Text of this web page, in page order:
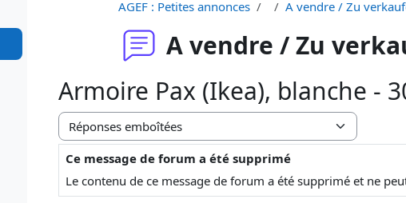
AGEF : Petites annonces A vendre / Zu
A vendre / Zu
Armoire Pax (Ikea), blanche -
Type d’affichage
Ce message de forum a été supprimé
Nombre de réponses : 0
Le contenu de ce message de forum a été supprimé et ne